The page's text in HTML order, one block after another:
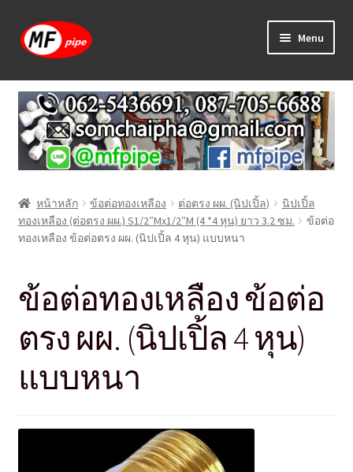
Skip
to
Skip
to
Menu
หน้าแรก
ร้านค้า
วิธีการเดินท่อ PAP
บทความ
วิธีการสั่งซื้อ
แจ้งชำระเงิน
ติดต่อเรา
หน้าหลัก ข้อต่อทองเหลือง ต่อตรง ผผ. (นิปเปิ้ล)
นิปเปิ้ล
ทองเหลือง (ต่อตรง ผผ.) S1/2″Mx1/2″M (4 *4 หุน) ยาว 3.2 ซม.
ข้อต่อ
ทองเหลือง ข้อต่อตรง ผผ. (นิปเปิ้ล 4 หุน) แบบหนา
ข้อต่อทองเหลือง ข้อต่อ
ตรง ผผ. (นิปเปิ้ล 4 หุน)
แบบหนา